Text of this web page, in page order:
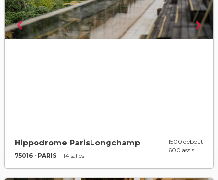
Hippodrome ParisLongchamp
75016 - PARIS 14 salles
1500 debout
600 assis